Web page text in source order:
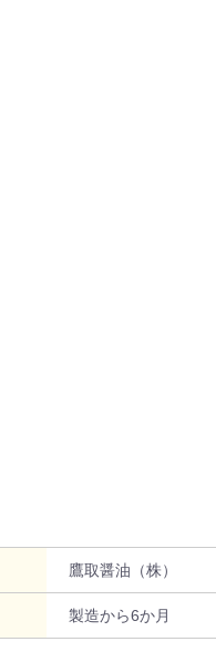
鷹取醤油（株）
製造から6か月